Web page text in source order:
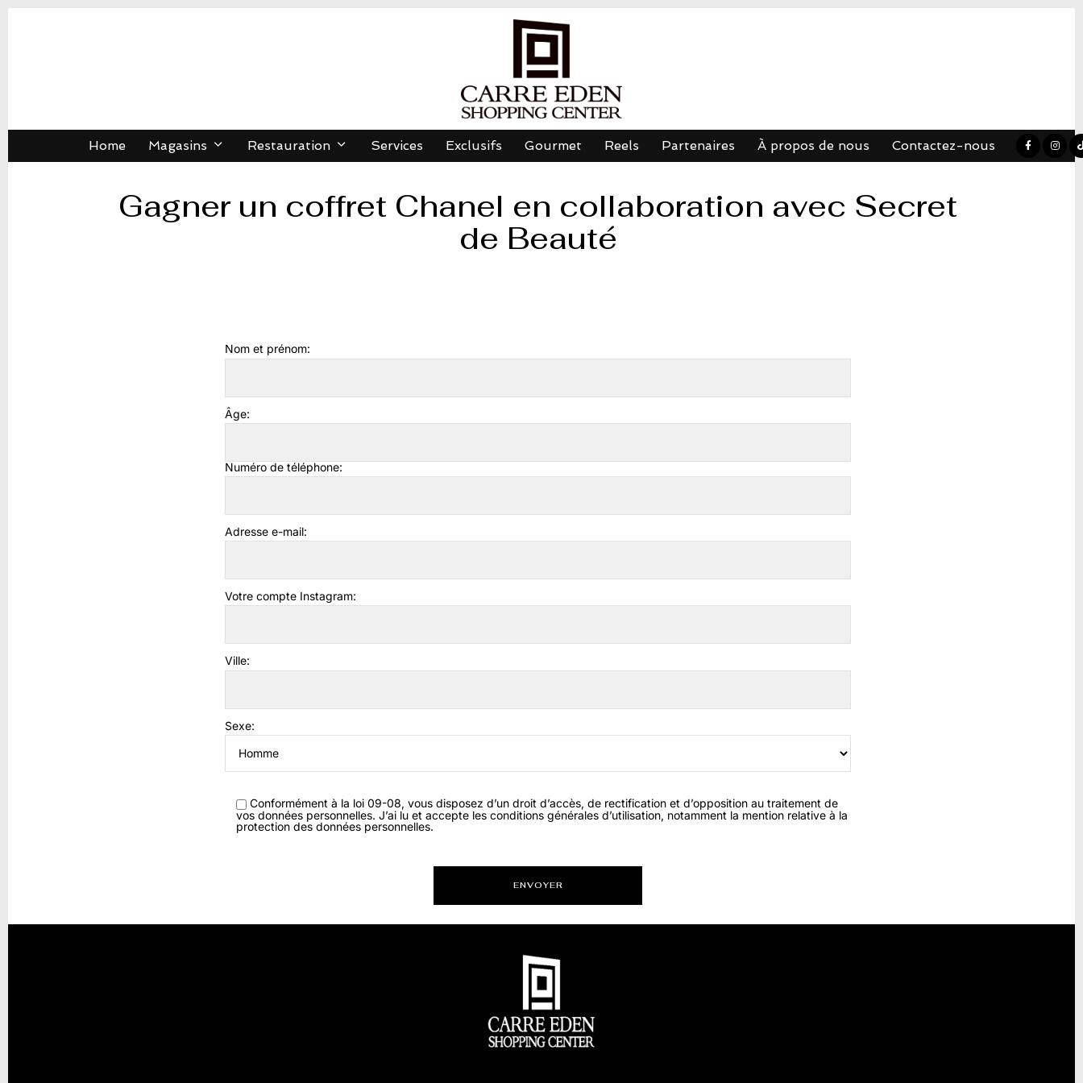
Home Magasins Restauration Services Exclusifs Gourmet Reels Partenaires À propos de nous Contactez-nous
Gagner un coffret Chanel en collaboration avec Secret
de Beauté
Nom et prénom:
Âge:
Numéro de téléphone:
Adresse e-mail:
Votre compte Instagram:
Ville:
Sexe:
Conformément à la loi 09-08, vous disposez d’un droit d’accès, de rectification et d’opposition au traitement de
vos données personnelles. J’ai lu et accepte les conditions générales d’utilisation, notamment la mention relative à la
protection des données personnelles.